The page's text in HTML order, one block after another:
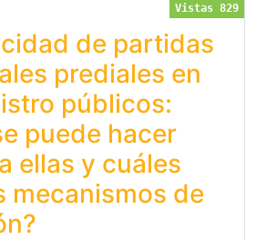
Vistas 829
de partidas
prediales en
públicos:
puede hacer
ellas y cuáles
mecanismos de